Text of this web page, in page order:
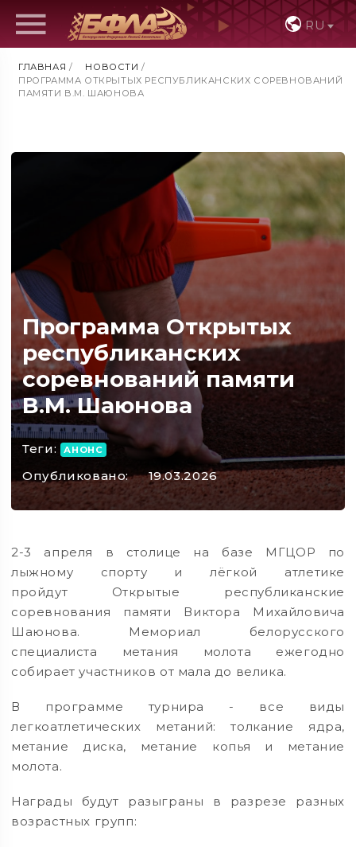
RU
ГЛАВНАЯ / НОВОСТИ /
ПРОГРАММА ОТКРЫТЫХ РЕСПУБЛИКАНСКИХ СОРЕВНОВАНИЙ
ПАМЯТИ В.М. ШАЮНОВА
Программа Открытых
республиканских
соревнований памяти
В.М. Шаюнова
Теги: АНОНС
Опубликовано: 19.03.2026
2-3 апреля в столице на базе МГЦОР по
лыжному спорту и лёгкой атлетике
пройдут Открытые республиканские
соревнования памяти Виктора Михайловича
Шаюнова. Мемориал белорусского
специалиста метания молота ежегодно
собирает участников от мала до велика.
В программе турнира - все виды
легкоатлетических метаний: толкание ядра,
метание диска, метание копья и метание
молота.
Награды будут разыграны в разрезе разных
возрастных групп: